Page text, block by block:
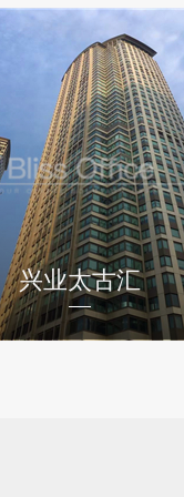
兴业太古汇